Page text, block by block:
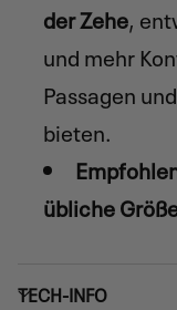
der Zehe,
und mehr
Passagen
bieten.
übliche
TECH-INFO